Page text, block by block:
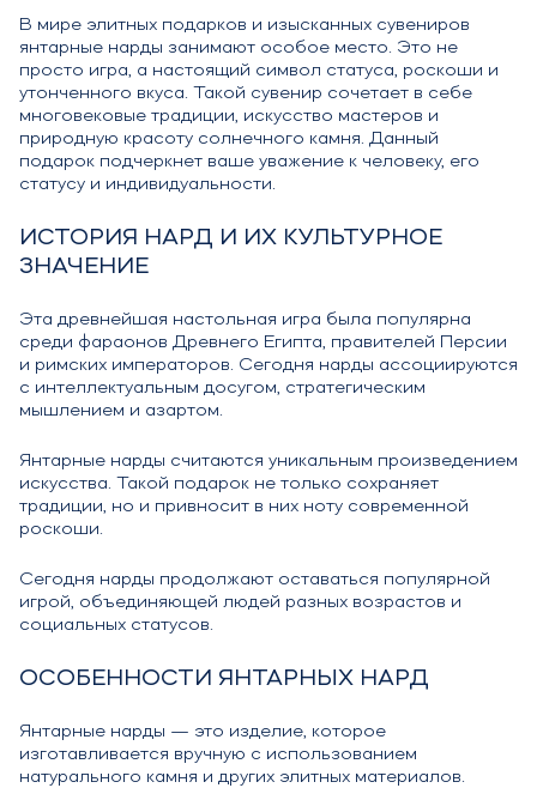
В мире элитных подарков и изысканных сувениров
янтарные нарды занимают особое место. Это не
просто игра, а настоящий символ статуса, роскоши и
утонченного вкуса. Такой сувенир сочетает в себе
многовековые традиции, искусство мастеров и
природную красоту солнечного камня. Данный
подарок подчеркнет ваше уважение к человеку, его
статусу и индивидуальности.
ИСТОРИЯ НАРД И ИХ КУЛЬТУРНОЕ
ЗНАЧЕНИЕ
Эта древнейшая настольная игра была популярна
среди фараонов Древнего Египта, правителей Персии
и римских императоров. Сегодня нарды ассоциируются
с интеллектуальным досугом, стратегическим
мышлением и азартом.
Янтарные нарды считаются уникальным произведением
искусства. Такой подарок не только сохраняет
традиции, но и привносит в них ноту современной
роскоши.
Сегодня нарды продолжают оставаться популярной
игрой, объединяющей людей разных возрастов и
социальных статусов.
ОСОБЕННОСТИ ЯНТАРНЫХ НАРД
Янтарные нарды — это изделие, которое
изготавливается вручную с использованием
натурального камня и других элитных материалов.